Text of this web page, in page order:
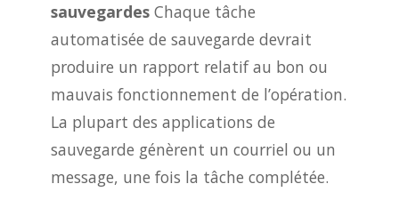
sauvegardesChaque tâche
automatisée de sauvegarde devrait
produire un rapport relatif au bon ou
mauvais fonctionnement de l’opération.
La plupart des applications de
sauvegarde génèrent un courriel ou un
message, une fois la tâche complétée.